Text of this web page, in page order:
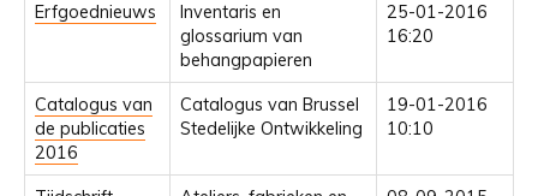
Erfgoednieuws
Inventaris en
glossarium van
behangpapieren
25-01-2016
16:20
Catalogus van
de publicaties
2016
Catalogus van Brussel
Stedelijke Ontwikkeling
19-01-2016
10:10